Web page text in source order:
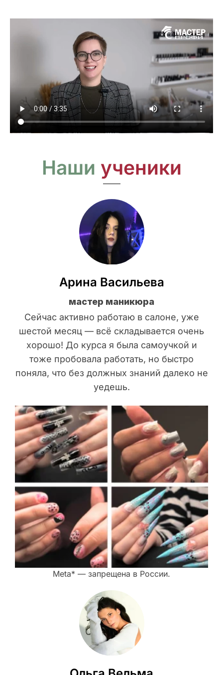
Наши ученики
Арина Васильева
мастер маникюра
Сейчас активно работаю в салоне, уже
шестой месяц — всё складывается очень
хорошо! До курса я была самоучкой и
тоже пробовала работать, но быстро
поняла, что без должных знаний далеко не
уедешь.
Meta* — запрещена в России.